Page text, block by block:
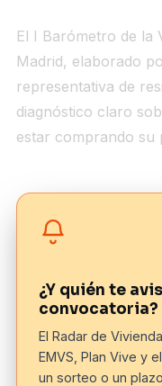
El I Barómetro de la
Madrid, elaborado
representativa de
diagnóstico claro
estar comprando su
¿Y quién te
convocatoria?
El Radar de
EMVS, Plan Vive y
un sorteo o un